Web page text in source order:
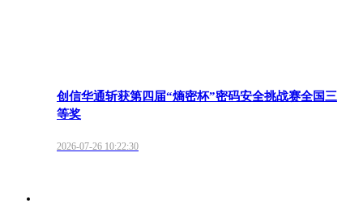
创信华通斩获第四届“熵密杯”密码安全挑战赛全国三
等奖
2026-07-26 10:22:30